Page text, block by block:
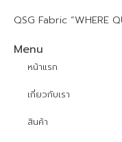
QSG Fabric “WHERE
Menu
หน้าแรก
เกี่ยวกับเรา
สินค้า